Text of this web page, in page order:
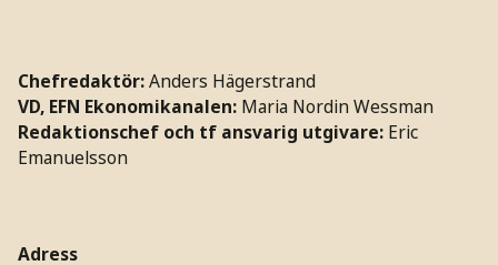
Chefredaktör:Anders Hägerstrand
VD, EFN Ekonomikanalen: Maria Nordin Wessman
Redaktionschef och tf ansvarig utgivare: Eric
Emanuelsson
Adress